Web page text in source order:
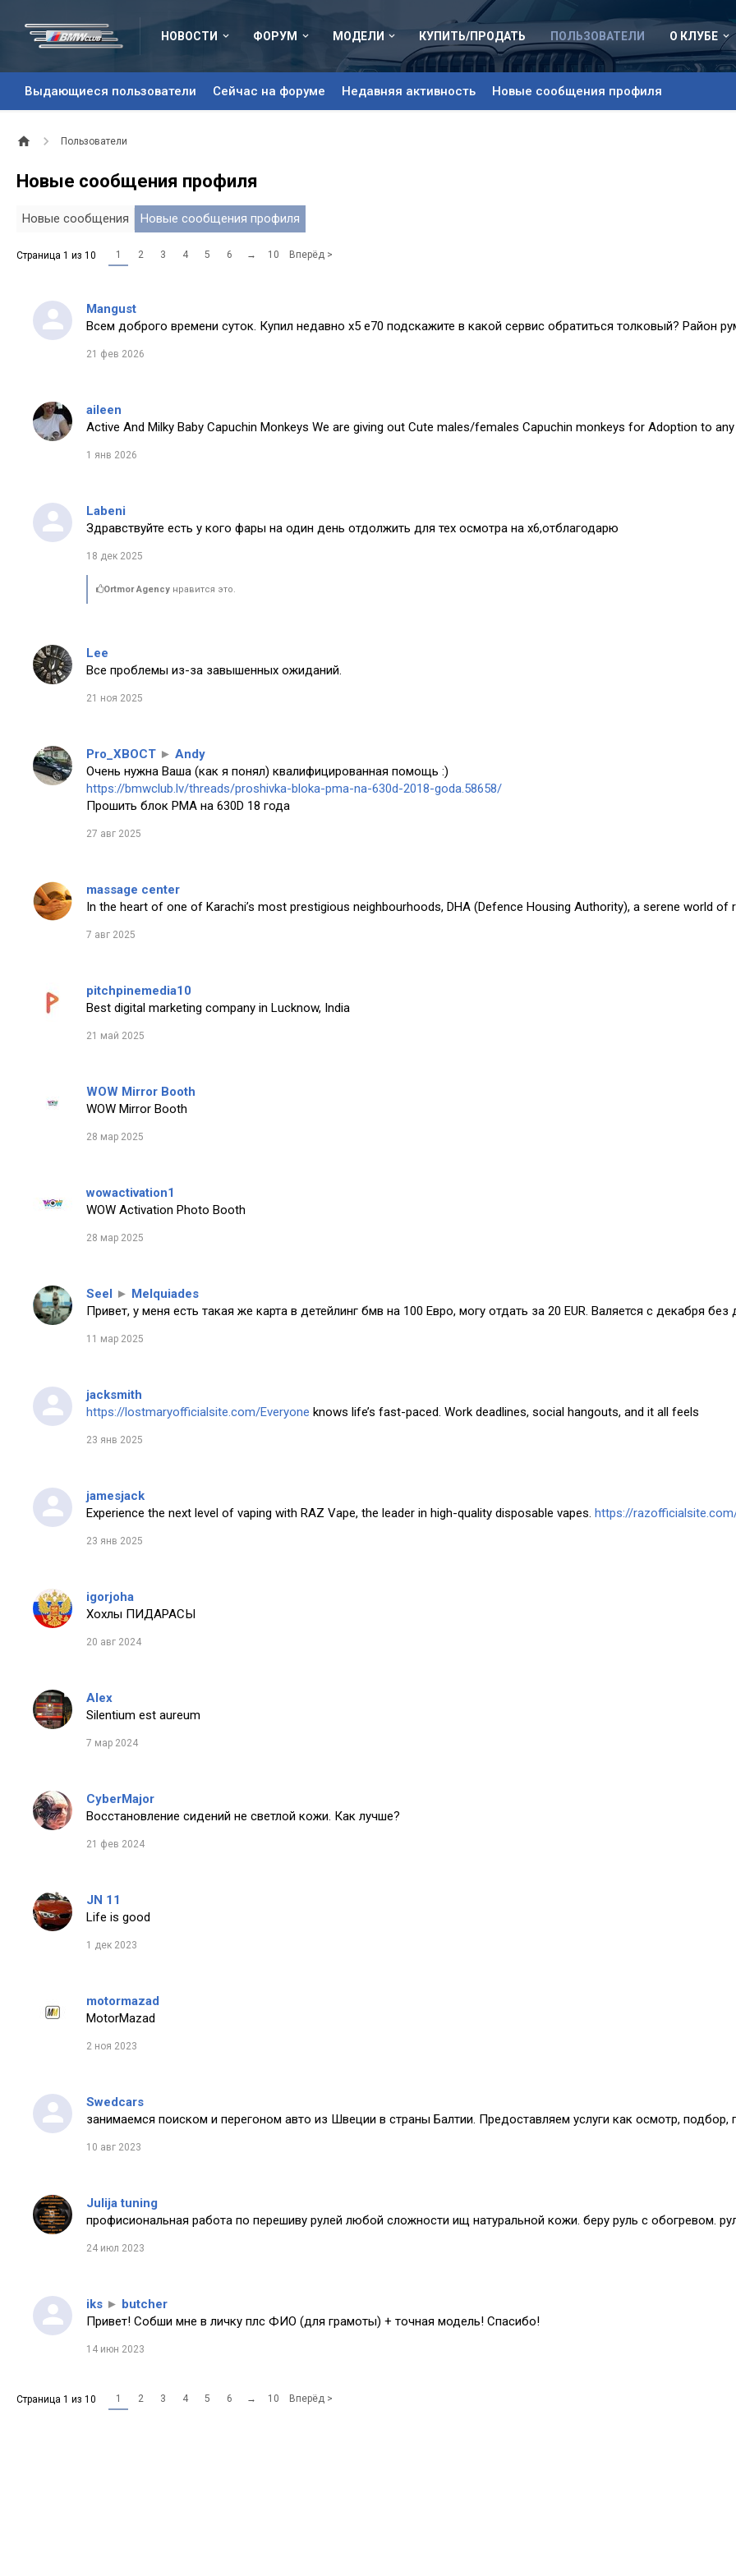
НОВОСТИ ФОРУМ МОДЕЛИ КУПИТЬ/ПРОДАТЬ ПОЛЬЗОВАТЕЛИ
Выдающиеся пользователи Сейчас на форуме Недавняя активность Новые сообщения профиля
О КЛУБЕ
Пользователи
Новые сообщения профиля
Новые сообщения Новые сообщения профиля
Страница 1 из 10 1 2 3 4 5 6 → 10 Вперёд >
Mangust
Всем доброго времени суток. Купил недавно х5 е70 подскажите в какой сервис обратиться толковый? Район
21 фев 2026
aileen
Active And Milky Baby Capuchin Monkeys We are giving out Cute males/females Capuchin monkeys for Adoption to
1 янв 2026
Labeni
Здравствуйте есть у кого фары на один день отдолжить для тех осмотра на х6,отблагодарю
18 дек 2025
Ortmor Agency нравится это.
Lee
Все проблемы из-за завышенных ожиданий.
21 ноя 2025
Pro_XBOCT ► Andy
Очень нужна Ваша (как я понял) квалифицированная помощь :)
https://bmwclub.lv/threads/proshivka-bloka-pma-na-630d-2018-goda.58658/
Прошить блок PMA на 630D 18 года
27 авг 2025
massage center
In the heart of one of Karachi’s most prestigious neighbourhoods, DHA (Defence Housing Authority), a serene world of
7 авг 2025
pitchpinemedia10
Best digital marketing company in Lucknow, India
21 май 2025
WOW Mirror Booth
WOW Mirror Booth
28 мар 2025
wowactivation1
WOW Activation Photo Booth
28 мар 2025
Seel ► Melquiades
Привет, у меня есть такая же карта в детейлинг бмв на 100 Евро, могу отдать за 20 EUR. Валяется с декабря без
11 мар 2025
jacksmith
https://lostmaryofficialsite.com/Everyone knows life’s fast-paced. Work deadlines, social hangouts, and it all feels
23 янв 2025
jamesjack
Experience the next level of vaping with RAZ Vape, the leader in high-quality disposable vapes. https://
23 янв 2025
igorjoha
Хохлы ПИДАРАСЫ
20 авг 2024
Alex
Silentium est aureum
7 мар 2024
CyberMajor
Восстановление сидений не светлой кожи. Как лучше?
21 фев 2024
JN 11
Life is good
1 дек 2023
motormazad
MotorMazad
2 ноя 2023
Swedcars
занимаемся поиском и перегоном авто из Швеции в страны Балтии. Предоставляем услуги как осмотр, подбор,
10 авг 2023
Julija tuning
профисиональная работа по перешиву рулей любой сложности ищ натуральной кожи. беру руль с обогревом.
24 июл 2023
iks ► butcher
Привет! Собши мне в личку плс ФИО (для грамоты) + точная модель! Спасибо!
14 июн 2023
Страница 1 из 10 1 2 3 4 5 6 → 10 Вперёд >